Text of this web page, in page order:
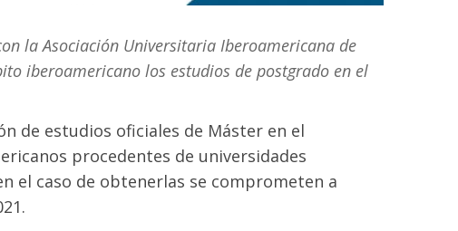
la Asociación Universitaria Iberoamericana de
iberoamericano los estudios de postgrado en el
de estudios oficiales de Máster en el
procedentes de universidades
el caso de obtenerlas se comprometen a